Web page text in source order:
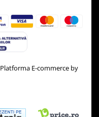
Platforma E-commerce by